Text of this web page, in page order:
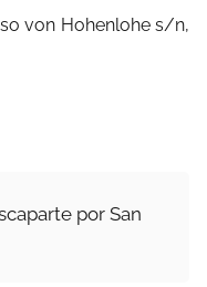
von Hohenlohe s/n,
por San